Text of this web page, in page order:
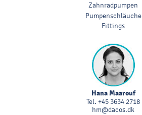
Zahnradpumpen
Pumpenschläuche
Fittings
Hana Maarouf
Tel. +45 3634 2718
hm@dacos.dk